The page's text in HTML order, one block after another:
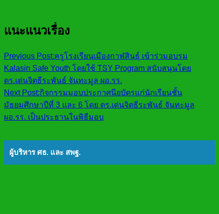
แนะแนวเรื่อง
Previous Post:ครูโรงเรียนเมืองกาฬสินธุ์ เข้าร่วมอบรม
Kalasin Safe Youth โดยใช้ TSY Program สนับสนุนโดย
ดร.เด่นจิตธีระพันธ์ จันทะมูล ผอ.รร.
Next Post:กิจกรรมมอบประกาศนียบัตรแก่นักเรียนชั้น
มัธยมศึกษาปีที่ 3 และ 6 โดย ดร.เด่นจิตธีระพันธ์ จันทะมูล
ผอ.รร. เป็นประธานในพิธีมอบ
ผู้บริหาร ศธ. และ สพฐ.